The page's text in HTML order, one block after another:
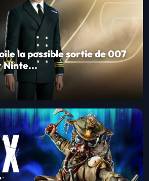
la possible sortie de 007
Ninte...